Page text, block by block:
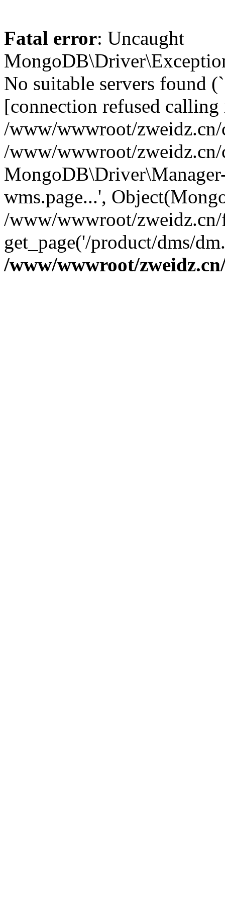
Fatal error: Uncaught
No suitable servers found
[connection refused
/www/wwwroot/zweidz.cn/
/www/wwwroot/
wms.page...',
/www/wwwroot/
get_page('/product/dms/
/www/wwwroot/